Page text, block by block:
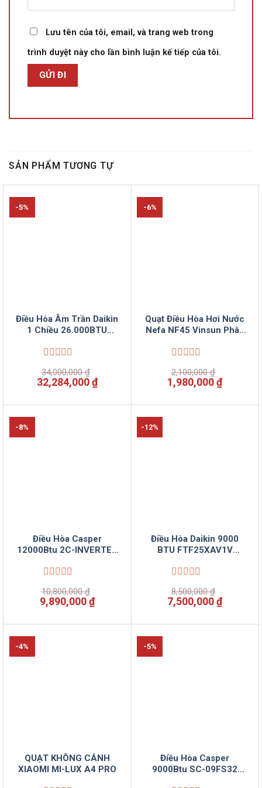
Lưu tên của tôi, email, và trang web trong
trình duyệt này cho lần bình luận kế tiếp của tôi.
SẢN PHẨM TƯƠNG TỰ
-5%
Điều Hòa Âm Trần Daikin
1 Chiều 26.000BTU
Vinsun Phân Phối
xếp
hạng
5
34,000,000₫
Giá
gốc
là:
32,284,000₫Giá
hiện
tại
32,284,000 ₫.
-6%
Quạt Điều Hòa Hơi Nước
Nefa NF45 Vinsun Phân
xếp
hạng
5
2,100,000₫
Giá
gốc
là:
1,980,000₫Giá
hiện
tại
-8%
Điều Hòa Casper
12000Btu 2C-INVERTER
Phối
xếp
hạng
5
10,800,000₫
Giá
gốc
là:
9,890,000₫Giá
hiện
tại
9,890,000 ₫.
-12%
Điều Hòa Daikin 9000
BTU FTF25XAV1V
xếp
hạng
5
8,500,000₫
Giá
gốc
là:
7,500,000₫Giá
tại
-4%
QUẠT KHÔNG CÁNH
XIAOMI MI-LUX A4 PRO
-5%
Điều Hòa Casper
9000Btu SC-09FS32